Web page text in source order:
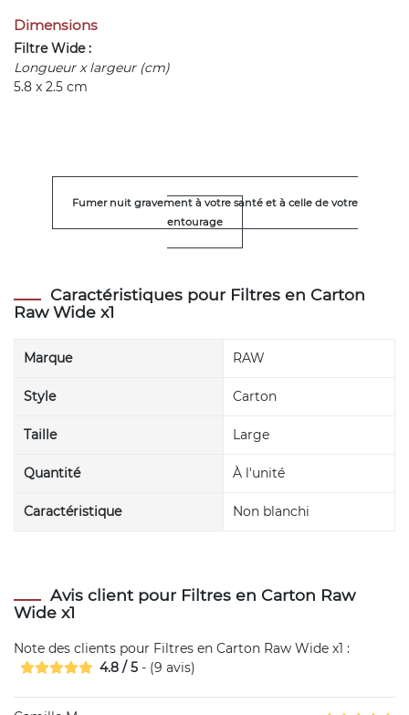
Dimensions
Filtre Wide :
Longueur x largeur (cm)
5.8 x 2.5 cm
Fumer nuit gravement à votre santé et à celle de votre
entourage
Caractéristiques pour Filtres en Carton
Raw Wide x1
Marque RAW
Style Carton
Taille Large
Quantité À l'unité
Caractéristique Non blanchi
Avis client pour Filtres en Carton Raw
Wide x1
Note des clients pour Filtres en Carton Raw Wide x1 :
4.8 /5 - (9 avis)